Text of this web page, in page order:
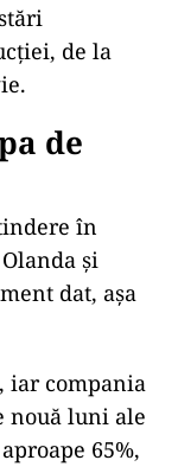
de la
de
în
și
dat, așa
iar compania
nouă luni ale
65%,